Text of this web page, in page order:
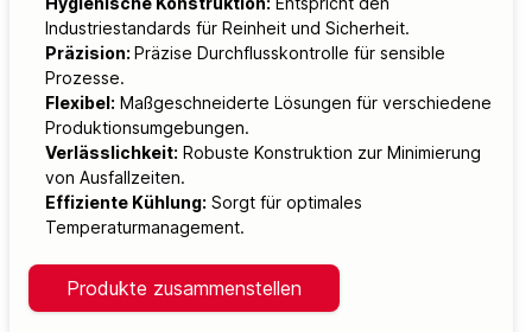
Industriestandards für Reinheit und Sicherheit.
Präzision: Präzise Durchflusskontrolle für sensible
Prozesse.
Flexibel: Maßgeschneiderte Lösungen für verschiedene
Produktionsumgebungen.
Verlässlichkeit: Robuste Konstruktion zur Minimierung
von Ausfallzeiten.
Effiziente Kühlung: Sorgt für optimales
Temperaturmanagement.
Produkte zusammenstellen